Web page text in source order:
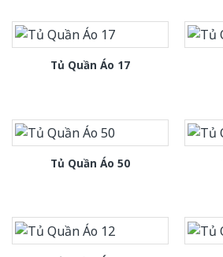
Tủ Quần Áo 17
Tủ Quần Áo 50